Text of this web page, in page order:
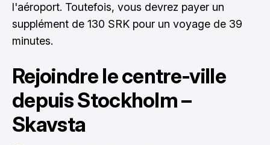
l'aéroport. Toutefois, vous devrez payer un
supplément de 130 SRK pour un voyage de 39
minutes.
Rejoindre le centre-ville
depuis Stockholm –
Skavsta